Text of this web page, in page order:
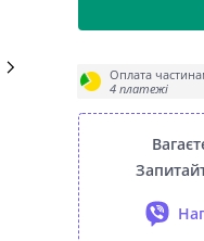
Оплата
4 платежі